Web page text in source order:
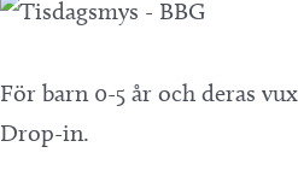
För barn 0-5 år och deras
Drop-in.